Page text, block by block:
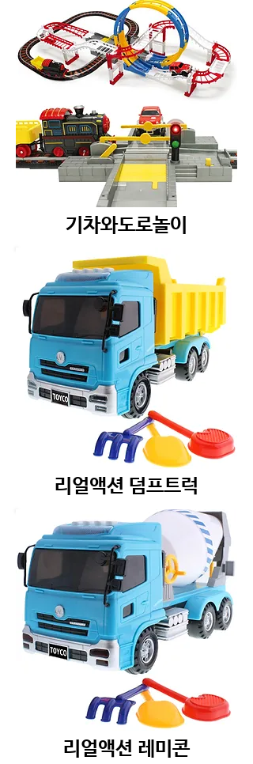
기차와도로놀이
리얼액션 덤프트럭
리얼액션 레미콘